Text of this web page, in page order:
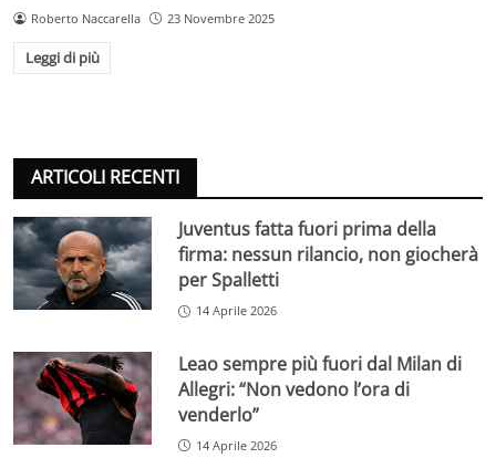
Roberto Naccarella 23 Novembre 2025
Leggi di più
ARTICOLI RECENTI
Juventus fatta fuori prima della
firma: nessun rilancio, non giocherà
per Spalletti
14 Aprile 2026
Leao sempre più fuori dal Milan di
Allegri: “Non vedono l’ora di
venderlo”
14 Aprile 2026